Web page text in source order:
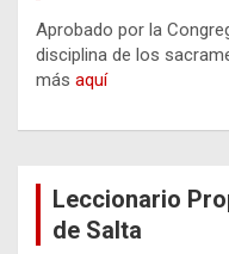
Aprobado por la
disciplina de los
más aquí
Leccionario
de Salta